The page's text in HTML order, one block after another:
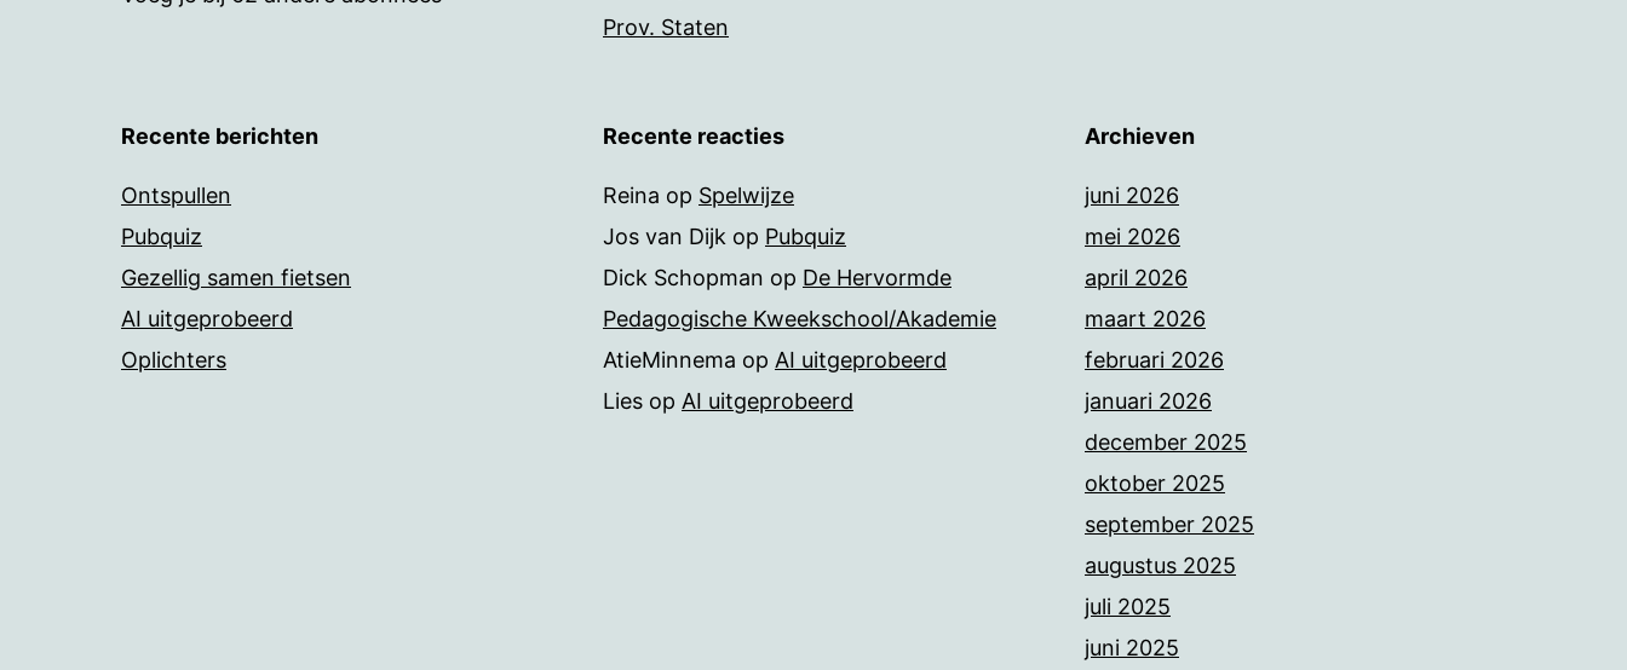
Prov. Staten
Recente berichten
Ontspullen
Pubquiz
Gezellig samen fietsen
AI uitgeprobeerd
Oplichters
Recente reacties
Reina op Spelwijze
Jos van Dijk op Pubquiz
Dick Schopman op De Hervormde
Pedagogische Kweekschool/Akademie
AtieMinnema op AI uitgeprobeerd
Lies op AI uitgeprobeerd
Archieven
juni 2026
mei 2026
april 2026
maart 2026
februari 2026
januari 2026
december 2025
oktober 2025
september 2025
augustus 2025
juli 2025
juni 2025